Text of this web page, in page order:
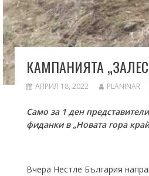
КАМПАНИЯТА
АПРИЛ 18, 2022 PLANINAR
Само за 1 ден
фиданки в „Новата гора
Вчера Нестле България